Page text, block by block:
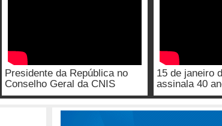
Presidente da República no
Conselho Geral da CNIS
15 de janeiro
assinala 40